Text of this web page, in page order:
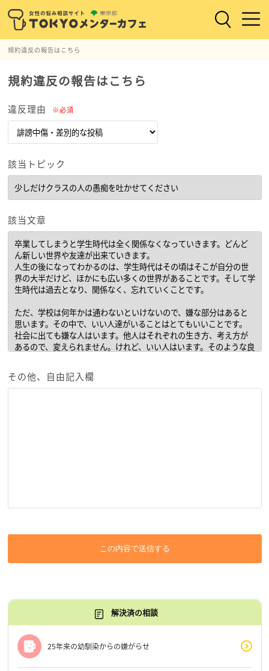
規約違反の報告はこちら
規約違反の報告はこちら
違反理由 ※必須
該当トピック
該当文章
その他、自由記入欄
この内容で送信する
解決済の相談
25年来の幼馴染からの嫌がらせ